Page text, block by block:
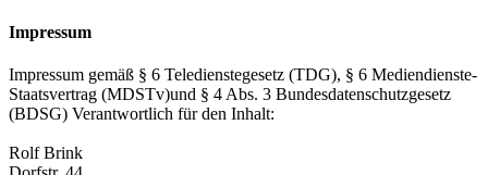
Impressum
Impressum gemäß § 6 Teledienstegesetz (TDG), § 6 Mediendienste-
Staatsvertrag (MDSTv)und § 4 Abs. 3 Bundesdatenschutzgesetz
(BDSG) Verantwortlich für den Inhalt:
Rolf Brink